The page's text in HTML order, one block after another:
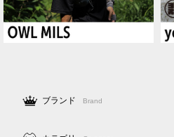
ブランド Brand